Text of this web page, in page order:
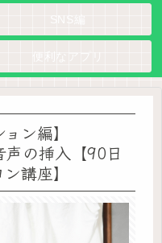
ン編】
の挿入【90日
講座】